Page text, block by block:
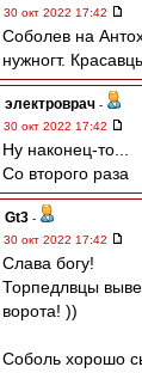
30 окт 2022 17:42
Соболев на
нужногт.
электроврач -
30 окт 2022 17:42
Ну наконец-то...
Со второго раза
Gt3 -
30 окт 2022 17:42
Слава богу!
Торпедлвцы
ворота! ))
Соболь хорошо